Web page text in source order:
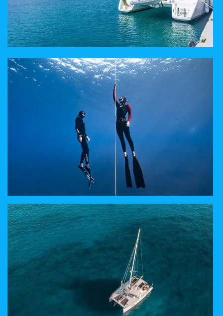
МАРШРУТ СОСТАВЛЕННЫЙ ПОД
ВАС
МЫ ИСПОЛНИМ ВАШИ МЕЧТЫ
ЧТО ТАКОЕ ФРИДАЙВИНГ
ОБРЕТИТЕ НОВОГО СЕБЯ